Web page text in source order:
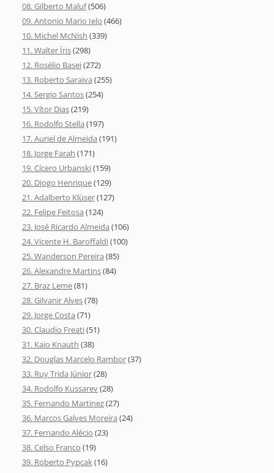
08. Gilberto Maluf(506)
09. Antonio Mario Ielo (466)
10. Michel McNish (339)
11. Walter Íris(298)
12. Rosélio Basei(272)
13. Roberto Saraiva (255)
14. Sergio Santos(254)
15. Vítor Dias(219)
16. Rodolfo Stella (197)
17. Auriel de Almeida (191)
18. Jorge Farah (171)
19. Cícero Urbanski(159)
20. Diogo Henrique(129)
21. Adalberto Klüser(127)
22. Felipe Feitosa (124)
23. José Ricardo Almeida (106)
24. Vicente H. Baroffaldi(100)
25. Wanderson Pereira (85)
26. Alexandre Martins(84)
27. Braz Leme(81)
28. Gilvanir Alves(78)
29. Jorge Costa (71)
30. Claudio Freati(51)
31. Kaio Knauth (38)
32. Douglas Marcelo Rambor(37)
33. Ruy Trida Júnior(28)
34. Rodolfo Kussarev(28)
35. Fernando Martinez(27)
36. Marcos Galves Moreira (24)
37. Fernando Alécio (23)
38. Celso Franco (19)
39. Roberto Pypcak(16)